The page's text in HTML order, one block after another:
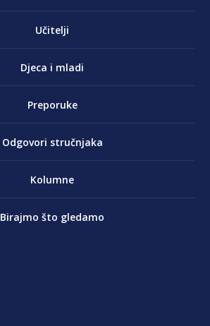
Učitelji
Djeca i mladi
Preporuke
Odgovori stručnjaka
Kolumne
Birajmo što gledamo